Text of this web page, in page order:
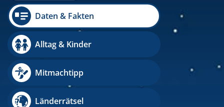
Daten & Fakten
Alltag & Kinder
Mitmachtipp
Länderrätsel